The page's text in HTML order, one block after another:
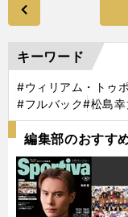
キーワード
#ウィリアム・トゥ
#フルバック#松島幸
編集部のおすす